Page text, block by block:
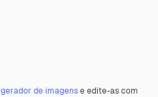
gerador de imagense edite-as com